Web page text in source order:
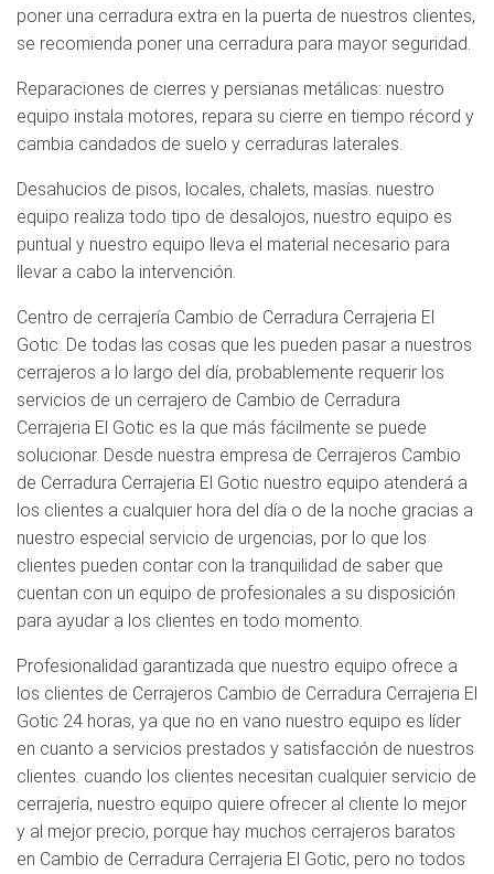
poner una cerradura extra en la puerta de nuestros clientes,
se recomienda poner una cerradura para mayor seguridad.
Reparaciones de cierres y persianas metálicas: nuestro
equipo instala motores, repara su cierre en tiempo récord y
cambia candados de suelo y cerraduras laterales.
Desahucios de pisos, locales, chalets, masías. nuestro
equipo realiza todo tipo de desalojos, nuestro equipo es
puntual y nuestro equipo lleva el material necesario para
llevar a cabo la intervención.
Centro de cerrajería Cambio de Cerradura Cerrajeria El
Gotic. De todas las cosas que les pueden pasar a nuestros
cerrajeros a lo largo del día, probablemente requerir los
servicios de un cerrajero de Cambio de Cerradura
Cerrajeria El Gotic es la que más fácilmente se puede
solucionar. Desde nuestra empresa de Cerrajeros Cambio
de Cerradura Cerrajeria El Gotic nuestro equipo atenderá a
los clientes a cualquier hora del día o de la noche gracias a
nuestro especial servicio de urgencias, por lo que los
clientes pueden contar con la tranquilidad de saber que
cuentan con un equipo de profesionales a su disposición
para ayudar a los clientes en todo momento.
Profesionalidad garantizada que nuestro equipo ofrece a
los clientes de Cerrajeros Cambio de Cerradura Cerrajeria El
Gotic 24 horas, ya que no en vano nuestro equipo es líder
en cuanto a servicios prestados y satisfacción de nuestros
clientes. cuando los clientes necesitan cualquier servicio de
cerrajería, nuestro equipo quiere ofrecer al cliente lo mejor
y al mejor precio, porque hay muchos cerrajeros baratos
en Cambio de Cerradura Cerrajeria El Gotic, pero no todos